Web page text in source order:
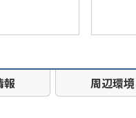
報 周辺環境